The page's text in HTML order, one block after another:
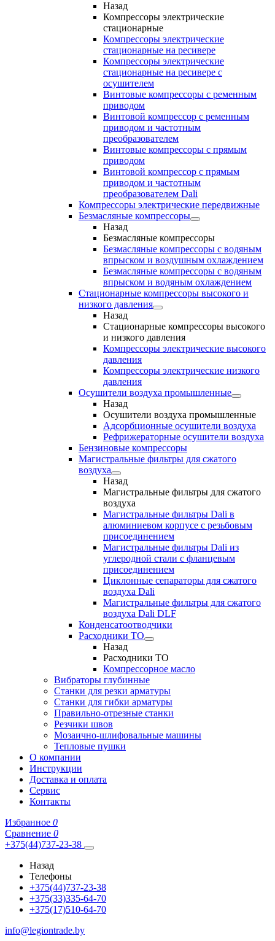
Назад
Компрессоры электрические
стационарные
Компрессоры электрические
стационарные на ресивере
Компрессоры электрические
стационарные на ресивере с
осушителем
Винтовые компрессоры с ременным
приводом
Винтовой компрессор с ременным
приводом и частотным
преобразователем
Винтовые компрессоры с прямым
приводом
Винтовой компрессор с прямым
приводом и частотным
преобразователем Dali
Компрессоры электрические передвижные
Безмасляные компрессоры
Назад
Безмасляные компрессоры
Безмасляные компрессоры с водяным
впрыском и воздушным охлаждением
Безмасляные компрессоры с водяным
впрыском и водяным охлаждением
Стационарные компрессоры высокого и
низкого давления
Назад
Стационарные компрессоры высокого
и низкого давления
Компрессоры электрические высокого
давления
Компрессоры электрические низкого
давления
Осушители воздуха промышленные
Назад
Осушители воздуха промышленные
Адсорбционные осушители воздуха
Рефрижераторные осушители воздуха
Бензиновые компрессоры
Магистральные фильтры для сжатого
воздуха
Назад
Магистральные фильтры для сжатого
воздуха
Магистральные фильтры Dali в
алюминиевом корпусе с резьбовым
присоединением
Магистральные фильтры Dali из
углеродной стали с фланцевым
присоединением
Циклонные сепараторы для сжатого
воздуха Dali
Магистральные фильтры для сжатого
воздуха Dali DLF
Конденсатоотводчики
Расходники ТО
Назад
Расходники ТО
Компрессорное масло
Вибраторы глубинные
Станки для резки арматуры
Станки для гибки арматуры
Правильно-отрезные станки
Резчики швов
Мозаично-шлифовальные машины
Тепловые пушки
О компании
Инструкции
Доставка и оплата
Сервис
Контакты
Избранное 0
Сравнение 0
+375(44)737-23-38
Назад
Телефоны
+375(44)737-23-38
+375(33)335-64-70
+375(17)510-64-70
info@legiontrade.by